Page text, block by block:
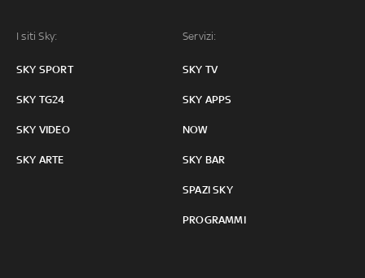
I siti Sky:
SKY SPORT
SKY TG24
SKY VIDEO
SKY ARTE
Servizi:
SKY TV
SKY APPS
NOW
SKY BAR
SPAZI SKY
PROGRAMMI